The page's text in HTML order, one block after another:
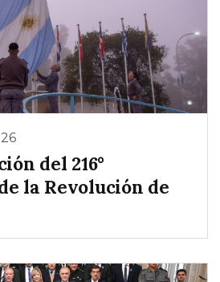
del 216°
la Revolución de